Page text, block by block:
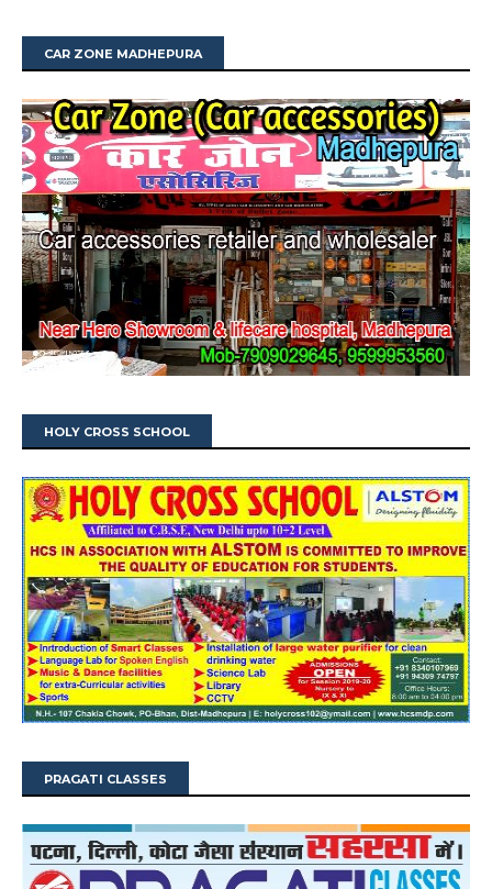
CAR ZONE MADHEPURA
HOLY CROSS SCHOOL
PRAGATI CLASSES